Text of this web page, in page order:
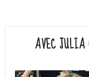
AVEC JULIA